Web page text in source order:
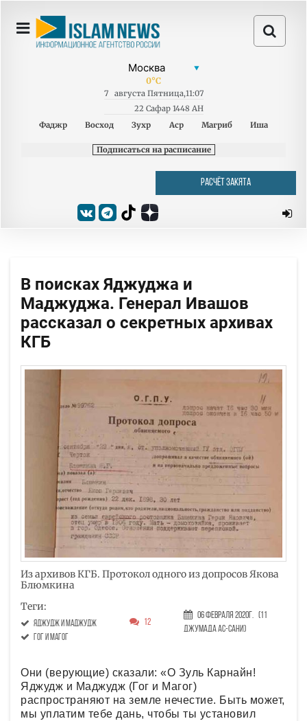
0°C
7 августа Пятница,11:07
22 Сафар 1448 AH
Фаджр
Восход Зухр Аср Магриб Иша
Подписаться на расписание
РАСЧЁТ ЗАКЯТА
В поисках Яджуджа и
Маджуджа. Генерал Ивашов
рассказал о секретных архивах
КГБ
Из архивов КГБ. Протокол одного из допросов Якова
Блюмкина
Теги:
Яджудж и Маджудж
Гог и Магог
12
06 Февраля 2020г. (11
Джумада ас-сани)
Они (верующие) сказали: «О Зуль Карнайн!
Яджудж и Маджудж (Гог и Магог)
распространяют на земле нечестие. Быть может,
мы уплатим тебе дань, чтобы ты установил